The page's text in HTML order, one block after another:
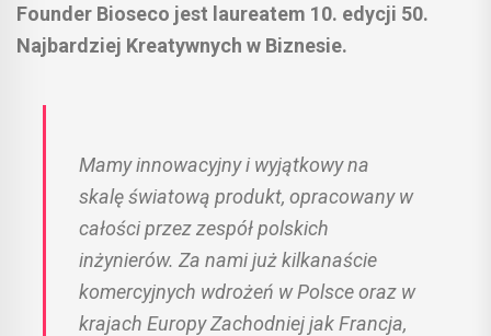
Founder Bioseco jest laureatem 10. edycji 50.
Najbardziej Kreatywnych w Biznesie.
Mamy innowacyjny i wyjątkowy na
skalę światową produkt, opracowany w
całości przez zespół polskich
inżynierów. Za nami już kilkanaście
komercyjnych wdrożeń w Polsce oraz w
krajach Europy Zachodniej jak Francja,